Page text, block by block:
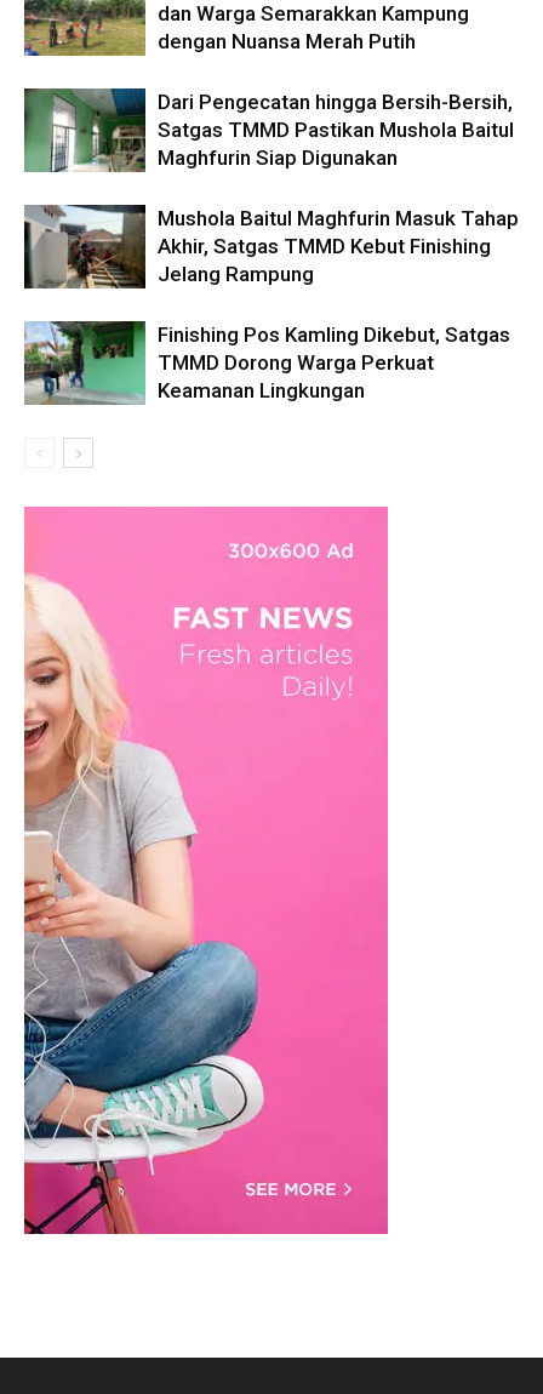
dan Warga Semarakkan Kampung
dengan Nuansa Merah Putih
Dari Pengecatan hingga Bersih-Bersih,
Satgas TMMD Pastikan Mushola Baitul
Maghfurin Siap Digunakan
Mushola Baitul Maghfurin Masuk Tahap
Akhir, Satgas TMMD Kebut Finishing
Jelang Rampung
Finishing Pos Kamling Dikebut, Satgas
TMMD Dorong Warga Perkuat
Keamanan Lingkungan